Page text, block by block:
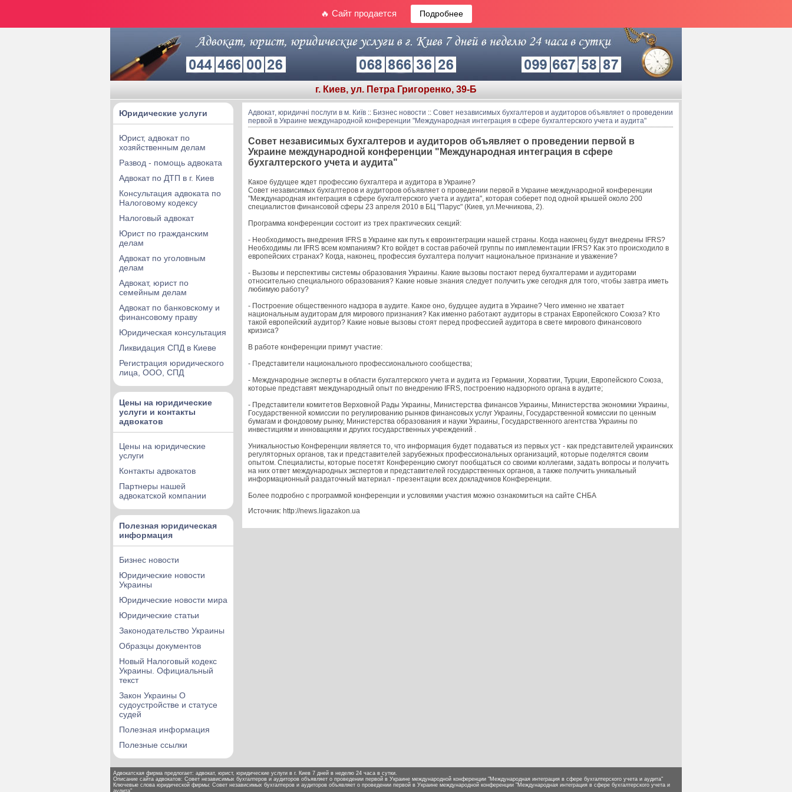
🔥 Сайт продается Подробнее
г. Киев, ул. Петра Григоренко, 39-Б
Юридические услуги
Юрист, адвокат по
хозяйственным делам
Развод - помощь адвоката
Адвокат по ДТП в г. Киев
Консультация адвоката по
Налоговому кодексу
Налоговый адвокат
Юрист по гражданским
делам
Адвокат по уголовным
делам
Адвокат, юрист по
семейным делам
Адвокат по банковскому и
финансовому праву
Юридическая консультация
Ликвидация СПД в Киеве
Регистрация юридического
лица, ООО, СПД
Цены на юридические
услуги и контакты
адвокатов
Цены на юридические
услуги
Контакты адвокатов
Партнеры нашей
адвокатской компании
Полезная юридическая
информация
Бизнес новости
Юридические новости
Украины
Юридические новости мира
Юридические статьи
Законодательство Украины
Образцы документов
Новый Налоговый кодекс
Украины. Официальный
текст
Закон Украины О
судоустройстве и статусе
судей
Полезная информация
Полезные ссылки
Адвокат, юридичні послуги в м. Київ :: Бизнес новости :: Совет независимых бухгалтеров и аудиторов объявляет о проведении
первой в Украине международной конференции "Международная интеграция в сфере бухгалтерского учета и аудита"
Совет независимых бухгалтеров и аудиторов объявляет о проведении первой в
Украине международной конференции "Международная интеграция в сфере
бухгалтерского учета и аудита"
Какое будущее ждет профессию бухгалтера и аудитора в Украине?
Совет независимых бухгалтеров и аудиторов объявляет о проведении первой в Украине международной конференции
"Международная интеграция в сфере бухгалтерского учета и аудита", которая соберет под одной крышей около 200
специалистов финансовой сферы 23 апреля 2010 в БЦ "Парус" (Киев, ул.Мечникова, 2).
Программа конференции состоит из трех практических секций:
- Необходимость внедрения IFRS в Украине как путь к евроинтеграции нашей страны. Когда наконец будут внедрены IFRS?
Необходимы ли IFRS всем компаниям? Кто войдет в состав рабочей группы по имплементации IFRS? Как это происходило в
европейских странах? Когда, наконец, профессия бухгалтера получит национальное признание и уважение?
- Вызовы и перспективы системы образования Украины. Какие вызовы постают перед бухгалтерами и аудиторами
относительно специального образования? Какие новые знания следует получить уже сегодня для того, чтобы завтра иметь
любимую работу?
- Построение общественного надзора в аудите. Какое оно, будущее аудита в Украине? Чего именно не хватает
национальным аудиторам для мирового признания? Как именно работают аудиторы в странах Европейского Союза? Кто
такой европейский аудитор? Какие новые вызовы стоят перед профессией аудитора в свете мирового финансового
кризиса?
В работе конференции примут участие:
- Представители национального профессионального сообщества;
- Международные эксперты в области бухгалтерского учета и аудита из Германии, Хорватии, Турции, Европейского Союза,
которые представят международный опыт по внедрению IFRS, построению надзорного органа в аудите;
- Представители комитетов Верховной Рады Украины, Министерства финансов Украины, Министерства экономики Украины,
Государственной комиссии по регулированию рынков финансовых услуг Украины, Государственной комиссии по ценным
бумагам и фондовому рынку, Министерства образования и науки Украины, Государственного агентства Украины по
инвестициям и инновациям и других государственных учреждений .
Уникальностью Конференции является то, что информация будет подаваться из первых уст - как представителей украинских
регуляторных органов, так и представителей зарубежных профессиональных организаций, которые поделятся своим
опытом. Специалисты, которые посетят Конференцию смогут пообщаться со своими коллегами, задать вопросы и получить
на них ответ международных экспертов и представителей государственных органов, а также получить уникальный
информационный раздаточный материал - презентации всех докладчиков Конференции.
Более подробно с программой конференции и условиями участия можно ознакомиться на сайте СНБА
Источник: http://news.ligazakon.ua
Адвокатская фирма предлогает: адвокат, юрист, юридические услуги в г. Киев 7 дней в неделю 24 часа в сутки.
Описание сайта адвокатов: Совет независимых бухгалтеров и аудиторов объявляет о проведении первой в Украине международной конференции "Международная интеграция в сфере бухгалтерского учета и аудита"
Ключевые слова юридической фирмы: Совет независимых бухгалтеров и аудиторов объявляет о проведении первой в Украине международной конференции "Международная интеграция в сфере бухгалтерского учета и
аудита"